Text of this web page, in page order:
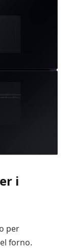
i
per
forno.